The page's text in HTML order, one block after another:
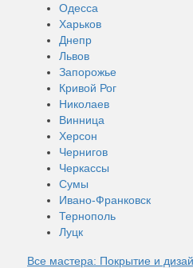
Одесса
Харьков
Днепр
Львов
Запорожье
Кривой Рог
Николаев
Винница
Херсон
Чернигов
Черкассы
Сумы
Ивано-Франковск
Тернополь
Луцк
Все мастера: Покрытие и